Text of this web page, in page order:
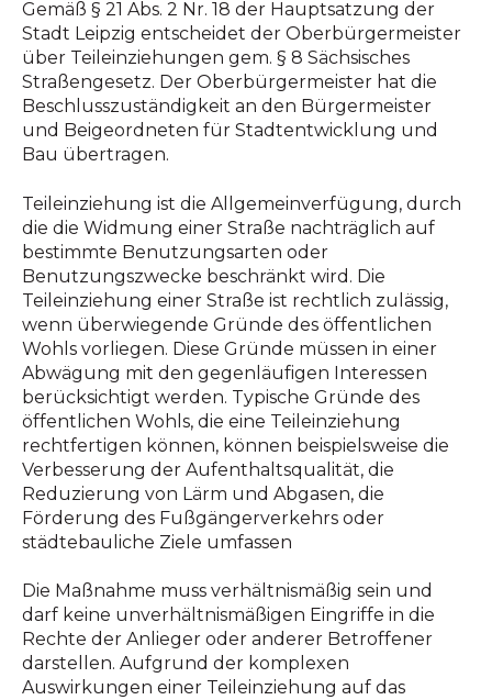
Gemäß § 21 Abs. 2 Nr. 18 der Hauptsatzung der
Stadt Leipzig entscheidet der Oberbürgermeister
über Teileinziehungen gem. § 8 Sächsisches
Straßengesetz. Der Oberbürgermeister hat die
Beschlusszuständigkeit an den Bürgermeister
und Beigeordneten für Stadtentwicklung und
Bau übertragen.
Teileinziehung ist die Allgemeinverfügung, durch
die die Widmung einer Straße nachträglich auf
bestimmte Benutzungsarten oder
Benutzungszwecke beschränkt wird. Die
Teileinziehung einer Straße ist rechtlich zulässig,
wenn überwiegende Gründe des öffentlichen
Wohls vorliegen. Diese Gründe müssen in einer
Abwägung mit den gegenläufigen Interessen
berücksichtigt werden. Typische Gründe des
öffentlichen Wohls, die eine Teileinziehung
rechtfertigen können, können beispielsweise die
Verbesserung der Aufenthaltsqualität, die
Reduzierung von Lärm und Abgasen, die
Förderung des Fußgängerverkehrs oder
städtebauliche Ziele umfassen
Die Maßnahme muss verhältnismäßig sein und
darf keine unverhältnismäßigen Eingriffe in die
Rechte der Anlieger oder anderer Betroffener
darstellen. Aufgrund der komplexen
Auswirkungen einer Teileinziehung auf das